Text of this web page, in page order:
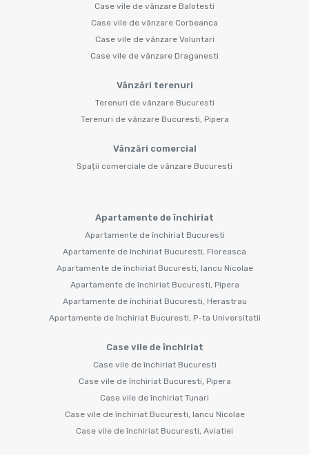
Case vile de vânzare Balotesti
Case vile de vânzare Corbeanca
Case vile de vânzare Voluntari
Case vile de vânzare Draganesti
Vânzări terenuri
Terenuri de vânzare Bucuresti
Terenuri de vânzare Bucuresti, Pipera
Vânzări comercial
Spații comerciale de vânzare Bucuresti
Apartamente de închiriat
Apartamente de închiriat Bucuresti
Apartamente de închiriat Bucuresti, Floreasca
Apartamente de închiriat Bucuresti, Iancu Nicolae
Apartamente de închiriat Bucuresti, Pipera
Apartamente de închiriat Bucuresti, Herastrau
Apartamente de închiriat Bucuresti, P-ta Universitatii
Case vile de închiriat
Case vile de închiriat Bucuresti
Case vile de închiriat Bucuresti, Pipera
Case vile de închiriat Tunari
Case vile de închiriat Bucuresti, Iancu Nicolae
Case vile de închiriat Bucuresti, Aviatiei